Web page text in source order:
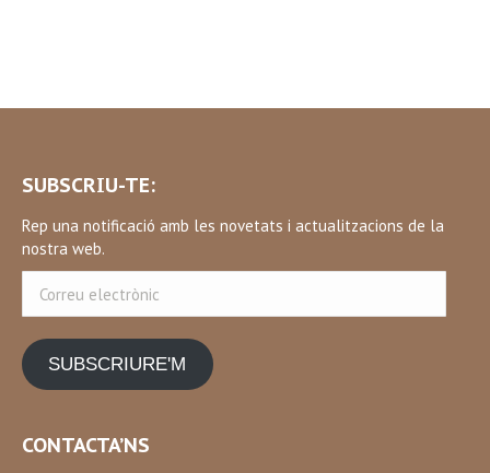
SUBSCRIU-TE:
Rep una notificació amb les novetats i actualitzacions de la
nostra web.
electrònic
SUBSCRIURE'M
CONTACTA’NS